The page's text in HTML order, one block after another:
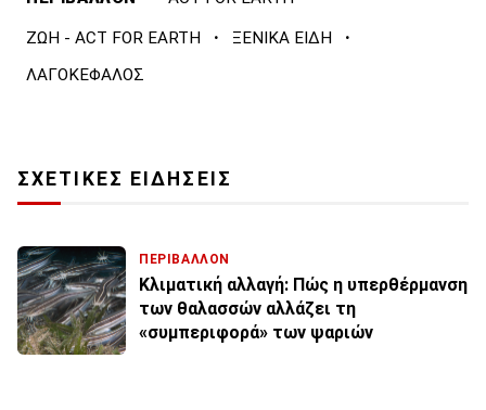
ΖΩΗ - ACT FOR EARTH · ΞΕΝΙΚΑ ΕΙΔΗ ·
ΛΑΓΟΚΕΦΑΛΟΣ
ΣΧΕΤΙΚΕΣ ΕΙΔΗΣΕΙΣ
ΠΕΡΙΒΑΛΛΟΝ
Κλιματική αλλαγή: Πώς η υπερθέρμανση
των θαλασσών αλλάζει τη
«συμπεριφορά» των ψαριών